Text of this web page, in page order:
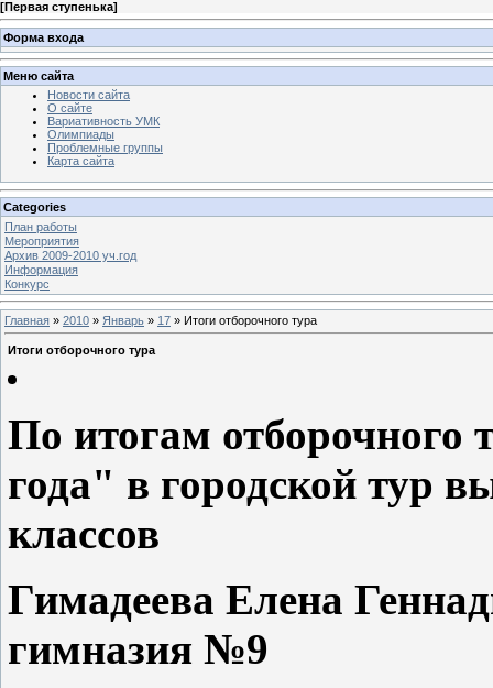
[Первая ступенька]
Форма входа
Меню сайта
Новости сайта
О сайте
Вариативность УМК
Олимпиады
Проблемные группы
Карта сайта
Categories
План работы
Мероприятия
Архив 2009-2010 уч.год
Информация
Конкурс
Главная » 2010 » Январь » 17 » Итоги отборочного тура
Итоги отборочного тура
По итогам отборочного
года" в городской тур
классов
Гимадеева Елена
гимназия №9